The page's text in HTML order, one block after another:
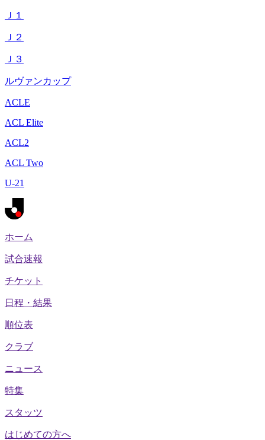
Ｊ１
Ｊ２
Ｊ３
ルヴァンカップ
ACLE
ACL Elite
ACL2
ACL Two
U-21
ホーム
試合速報
チケット
日程・結果
順位表
クラブ
ニュース
特集
スタッツ
はじめての方へ